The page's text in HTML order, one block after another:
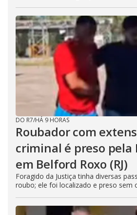
DO R7/HÁ 9 HORAS
Roubador com
criminal é preso pela
em Belford Roxo (RJ)
Foragido da Justiça tinha diversas
roubo; ele foi localizado e preso sem